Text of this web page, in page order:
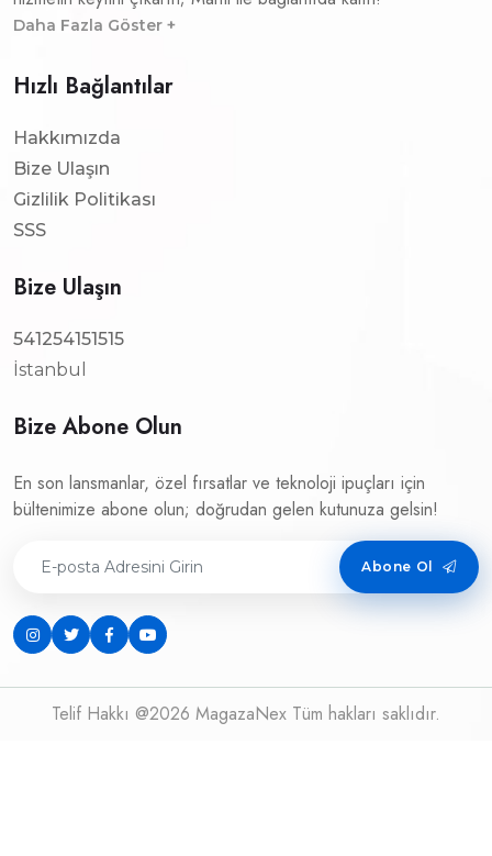
Daha Fazla Göster +
Hızlı Bağlantılar
Hakkımızda
Bize Ulaşın
Gizlilik Politikası
SSS
Bize Ulaşın
541254151515
İstanbul
Bize Abone Olun
En son lansmanlar, özel fırsatlar ve teknoloji ipuçları için
bültenimize abone olun; doğrudan gelen kutunuza gelsin!
Abone Ol
Telif Hakkı @2026 MagazaNex Tüm hakları saklıdır.